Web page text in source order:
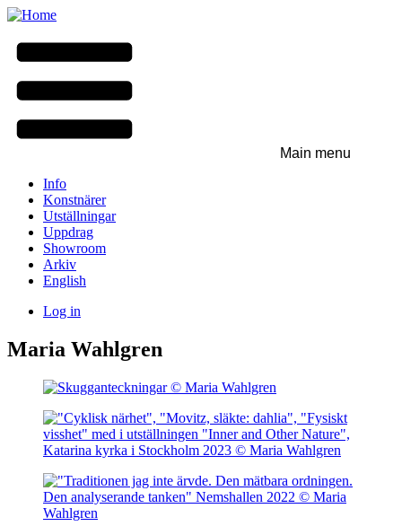
Skip
main
content
Main menu
Info
Konstnärer
Utställningar
Uppdrag
Showroom
Arkiv
English
menu
Log in
Maria Wahlgren